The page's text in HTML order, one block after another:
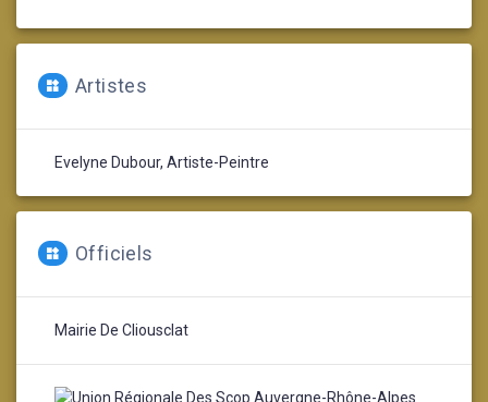
Artistes
Evelyne Dubour, Artiste-Peintre
Officiels
Mairie De Cliousclat